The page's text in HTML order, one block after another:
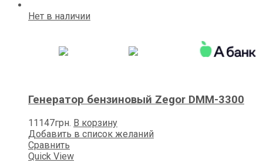
Нет в наличии
Генератор бензиновый Zegor DMM-3300
11147грн. В корзину
Добавить в список желаний
Сравнить
Quick View